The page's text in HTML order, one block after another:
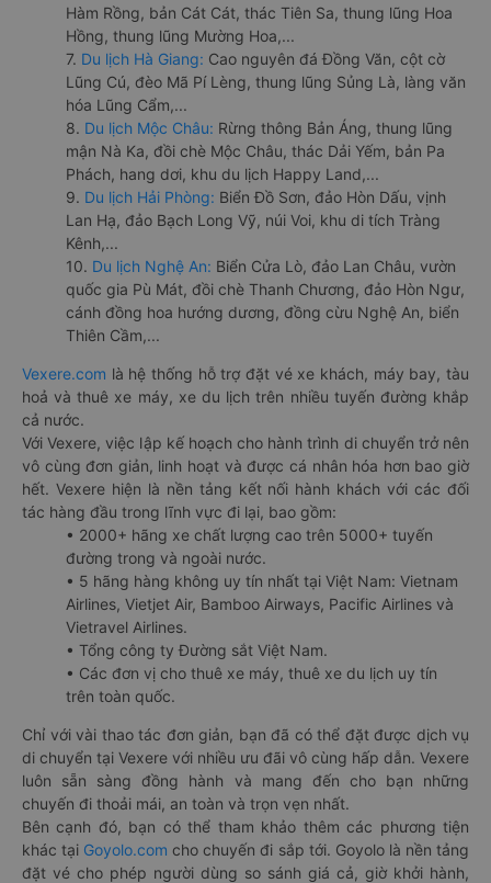
Hàm Rồng, bản Cát Cát, thác Tiên Sa, thung lũng Hoa
Hồng, thung lũng Mường Hoa,...
7. Du lịch Hà Giang: Cao nguyên đá Đồng Văn, cột cờ
Lũng Cú, đèo Mã Pí Lèng, thung lũng Sủng Là, làng văn
hóa Lũng Cẩm,...
8. Du lịch Mộc Châu: Rừng thông Bản Áng, thung lũng
mận Nà Ka, đồi chè Mộc Châu, thác Dải Yếm, bản Pa
Phách, hang dơi, khu du lịch Happy Land,...
9. Du lịch Hải Phòng: Biển Đồ Sơn, đảo Hòn Dấu, vịnh
Lan Hạ, đảo Bạch Long Vỹ, núi Voi, khu di tích Tràng
Kênh,...
10. Du lịch Nghệ An: Biển Cửa Lò, đảo Lan Châu, vườn
quốc gia Pù Mát, đồi chè Thanh Chương, đảo Hòn Ngư,
cánh đồng hoa hướng dương, đồng cừu Nghệ An, biển
Thiên Cầm,...
Vexere.com là hệ thống hỗ trợ đặt vé xe khách, máy bay, tàu
hoả và thuê xe máy, xe du lịch trên nhiều tuyến đường khắp
cả nước.
Với Vexere, việc lập kế hoạch cho hành trình di chuyển trở nên
vô cùng đơn giản, linh hoạt và được cá nhân hóa hơn bao giờ
hết. Vexere hiện là nền tảng kết nối hành khách với các đối
tác hàng đầu trong lĩnh vực đi lại, bao gồm:
• 2000+ hãng xe chất lượng cao trên 5000+ tuyến
đường trong và ngoài nước.
• 5 hãng hàng không uy tín nhất tại Việt Nam: Vietnam
Airlines, Vietjet Air, Bamboo Airways, Pacific Airlines và
Vietravel Airlines.
• Tổng công ty Đường sắt Việt Nam.
• Các đơn vị cho thuê xe máy, thuê xe du lịch uy tín
trên toàn quốc.
Chỉ với vài thao tác đơn giản, bạn đã có thể đặt được dịch vụ
di chuyển tại Vexere với nhiều ưu đãi vô cùng hấp dẫn. Vexere
luôn sẵn sàng đồng hành và mang đến cho bạn những
chuyến đi thoải mái, an toàn và trọn vẹn nhất.
Bên cạnh đó, bạn có thể tham khảo thêm các phương tiện
khác tại Goyolo.com cho chuyến đi sắp tới. Goyolo là nền tảng
đặt vé cho phép người dùng so sánh giá cả, giờ khởi hành,